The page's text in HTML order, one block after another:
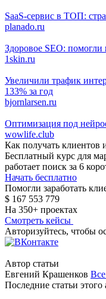
SaaS-сервис в ТОП:
planado.ru
Здоровое SEO:
1skin.ru
Увеличили трафик
133% за год
bjornlarsen.ru
Оптимизация под
wowlife.club
Как получать клиентов
Бесплатный курс для
работает поиск за 6
Начать бесплатно
Помогли заработать
$ 167 553 779
На 350+ проектах
Смотреть кейсы
Авторизуйтесь, чтобы
Автор статьи
Евгений Крашенков Все
Последние статьи этого